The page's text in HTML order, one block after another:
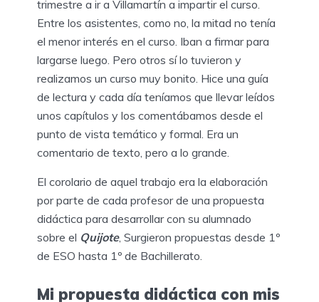
trimestre a ir a Villamartín a impartir el curso.
Entre los asistentes, como no, la mitad no tenía
el menor interés en el curso. Iban a firmar para
largarse luego. Pero otros sí lo tuvieron y
realizamos un curso muy bonito. Hice una guía
de lectura y cada día teníamos que llevar leídos
unos capítulos y los comentábamos desde el
punto de vista temático y formal. Era un
comentario de texto, pero a lo grande.
El corolario de aquel trabajo era la elaboración
por parte de cada profesor de una propuesta
didáctica para desarrollar con su alumnado
sobre el Quijote, Surgieron propuestas desde 1º
de ESO hasta 1º de Bachillerato.
Mi propuesta didáctica con mis